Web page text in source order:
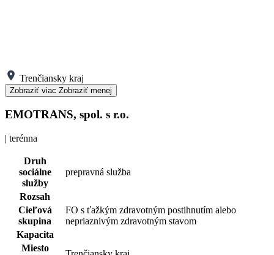
Trenčiansky kraj
Zobraziť viac Zobraziť menej
EMOTRANS, spol. s r.o.
| terénna
Druh
sociálne
služby
prepravná služba
Rozsah
Cieľová
skupina
FO s ťažkým zdravotným postihnutím alebo
nepriaznivým zdravotným stavom
Kapacita
Miesto